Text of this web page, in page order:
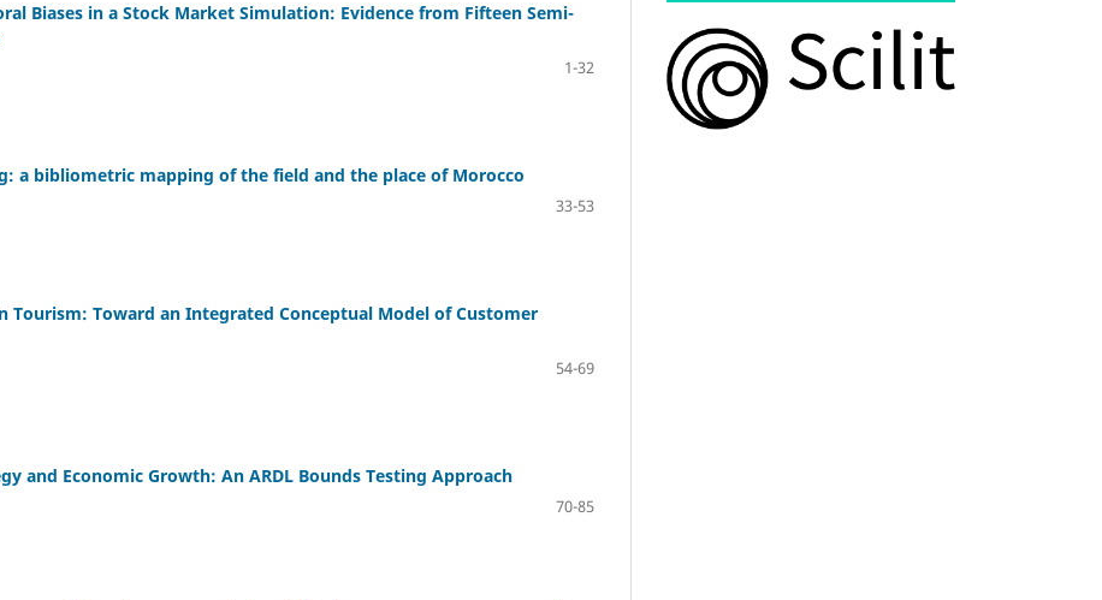
Biases in a Stock Market Simulation: Evidence from Fifteen Semi-
1-32
a bibliometric mapping of the field and the place of Morocco
33-53
Tourism: Toward an Integrated Conceptual Model of Customer
54-69
and Economic Growth: An ARDL Bounds Testing Approach
70-85